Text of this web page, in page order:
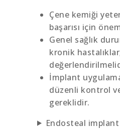
Çene kemiği
başarısı için
Genel sağlık
kronik
İmplant
düzenli kontrol
gereklidir.
Endosteal